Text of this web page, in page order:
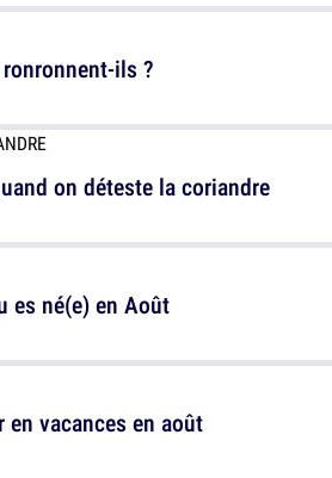
ils ?
es né(e) en Août
on déteste la coriandre
vacances en août